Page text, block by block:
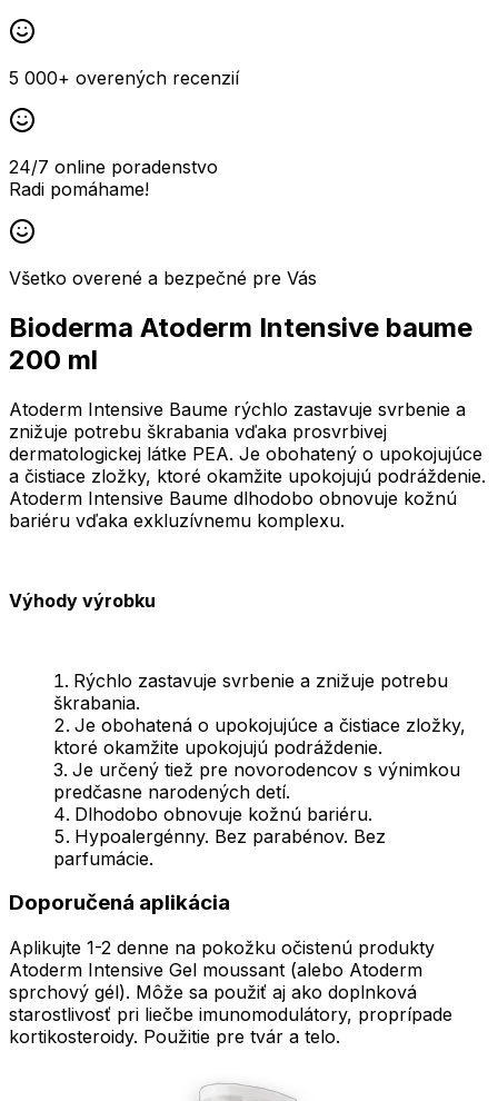
5 000+ overených recenzií
24/7 online poradenstvo
Radi pomáhame!
Všetko overené a bezpečné pre Vás
Bioderma Atoderm Intensive baume
200 ml
Atoderm Intensive Baume rýchlo zastavuje svrbenie a
znižuje potrebu škrabania vďaka prosvrbivej
dermatologickej látke PEA. Je obohatený o upokojujúce
a čistiace zložky, ktoré okamžite upokojujú podráždenie.
Atoderm Intensive Baume dlhodobo obnovuje kožnú
bariéru vďaka exkluzívnemu komplexu.
Výhody výrobku
Rýchlo zastavuje svrbenie a znižuje potrebu
škrabania.
Je obohatená o upokojujúce a čistiace zložky,
ktoré okamžite upokojujú podráždenie.
Je určený tiež pre novorodencov s výnimkou
predčasne narodených detí.
Dlhodobo obnovuje kožnú bariéru.
Hypoalergénny. Bez parabénov. Bez
parfumácie.
Doporučená aplikácia
Aplikujte 1-2 denne na pokožku očistenú produkty
Atoderm Intensive Gel moussant (alebo Atoderm
sprchový gél). Môže sa použiť aj ako doplnková
starostlivosť pri liečbe imunomodulátory, proprípade
kortikosteroidy. Použitie pre tvár a telo.